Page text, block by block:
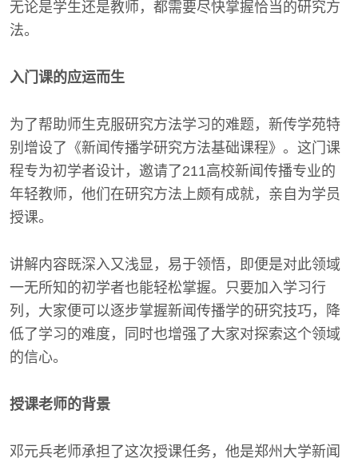
无论是学生还是教师，都需要尽快掌握恰当的研究方
法。
入门课的应运而生
为了帮助师生克服研究方法学习的难题，新传学苑特
别增设了《新闻传播学研究方法基础课程》。这门课
程专为初学者设计，邀请了211高校新闻传播专业的
年轻教师，他们在研究方法上颇有成就，亲自为学员
授课。
讲解内容既深入又浅显，易于领悟，即便是对此领域
一无所知的初学者也能轻松掌握。只要加入学习行
列，大家便可以逐步掌握新闻传播学的研究技巧，降
低了学习的难度，同时也增强了大家对探索这个领域
的信心。
授课老师的背景
邓元兵老师承担了这次授课任务，他是郑州大学新闻